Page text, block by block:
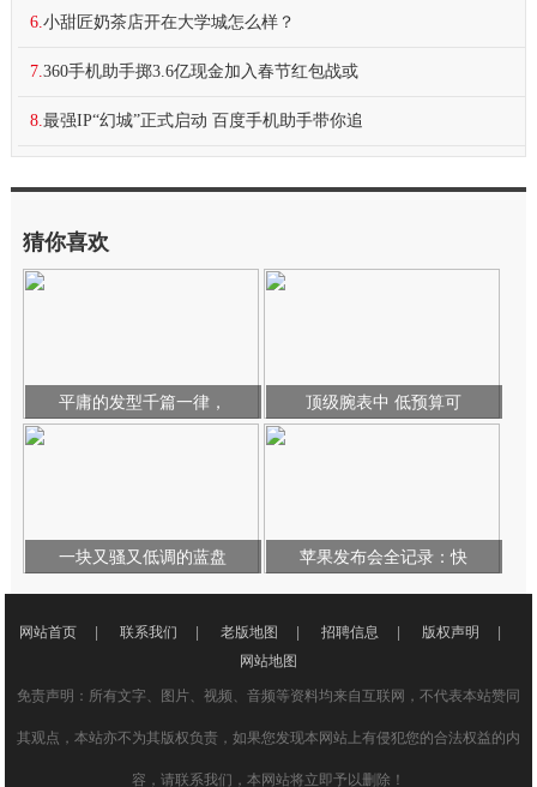
6. 小甜匠奶茶店开在大学城怎么样？
7. 360手机助手掷3.6亿现金加入春节红包战或
8. 最强IP“幻城”正式启动 百度手机助手带你追
猜你喜欢
平庸的发型千篇一律， 顶级腕表中 低预算可
一块又骚又低调的蓝盘 苹果发布会全记录：快
网站首页 | 联系我们 | 老版地图 | 招聘信息 | 版权声明
|
网站地图
免责声明：所有文字、图片、视频、音频等资料均来自互联网，不代表本站赞同
其观点，本站亦不为其版权负责，如果您发现本网站上有侵犯您的合法权益的内
容，请联系我们，本网站将立即予以删除！